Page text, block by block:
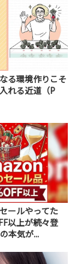
る環境作りこそ
れる近道（P
ールやってた
以上が続々登
本気が...